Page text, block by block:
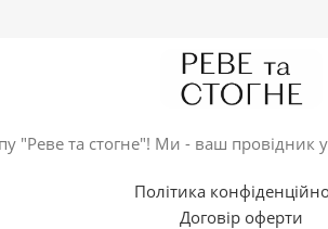
"Реве та стогне"! Ми - ваш провідник
Політика
Договір оферти